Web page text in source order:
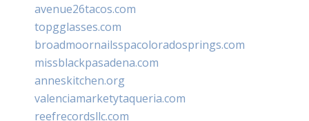
avenue26tacos.com
topgglasses.com
broadmoornailsspacoloradosprings.com
missblackpasadena.com
anneskitchen.org
valenciamarketytaqueria.com
reefrecordsllc.com